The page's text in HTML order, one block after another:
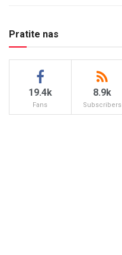
Pratite nas
19.4k
Fans
8.9k
Subscribers